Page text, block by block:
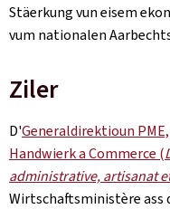
Stäerkung vun eisem
vum nationalen
Ziler
D'Generaldirektioun
Handwierk a Commerce (
administrative, artisanat
Wirtschaftsministère